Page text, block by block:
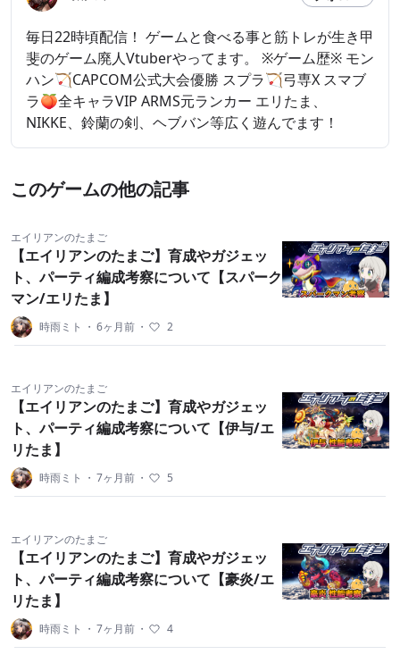
毎日22時頃配信！ ゲームと食べる事と筋トレが生き甲
斐のゲーム廃人Vtuberやってます。 ※ゲーム歴※ モン
ハン🏹CAPCOM公式大会優勝 スプラ🏹弓専X スマブ
ラ🍑全キャラVIP ARMS元ランカー エリたま、
NIKKE、鈴蘭の剣、ヘブバン等広く遊んでます！
このゲームの他の記事
エイリアンのたまご
【エイリアンのたまご】育成やガジェッ
ト、パーティ編成考察について【スパーク
マン/エリたま】
時雨ミト ・ 6ヶ月前 ・ 2
エイリアンのたまご
【エイリアンのたまご】育成やガジェッ
ト、パーティ編成考察について【伊与/エ
リたま】
時雨ミト ・ 7ヶ月前 ・ 5
エイリアンのたまご
【エイリアンのたまご】育成やガジェッ
ト、パーティ編成考察について【豪炎/エ
リたま】
時雨ミト ・ 7ヶ月前 ・ 4